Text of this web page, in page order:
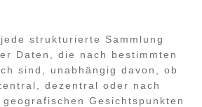
jede strukturierte Sammlung
Daten, die nach bestimmten
sind, unabhängig davon, ob
dezentral oder nach
Gesichtspunkten